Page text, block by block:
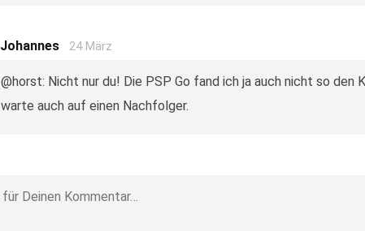
Johannes 24 März
@horst: Nicht nur du! Die PSP Go fand ich ja auch nicht so den
warte auch auf einen Nachfolger.